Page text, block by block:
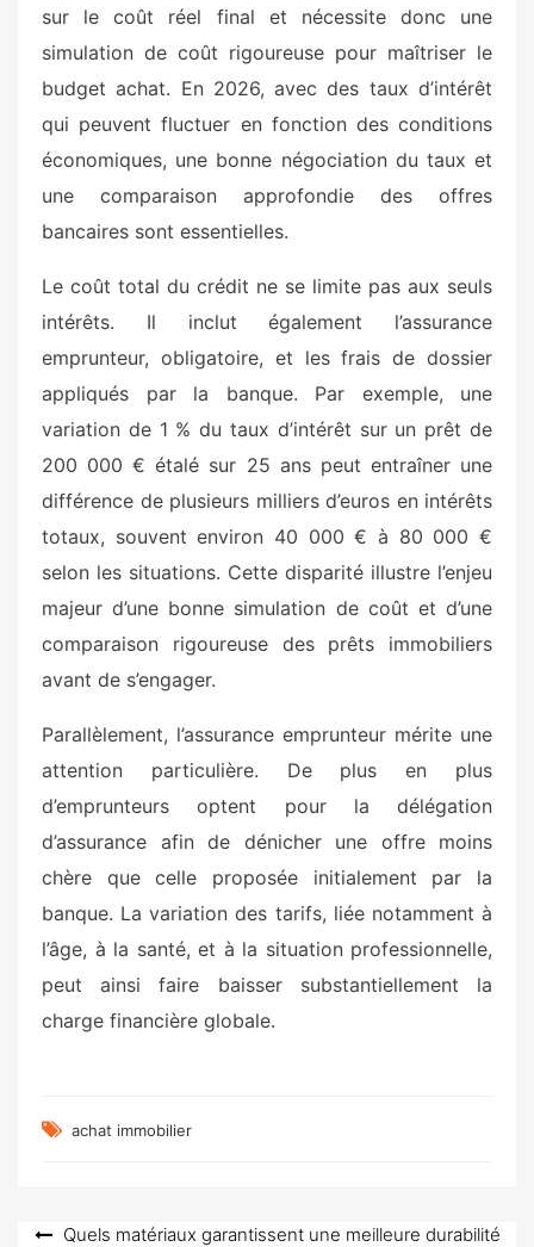
sur le coût réel final et nécessite donc une
simulation de coût rigoureuse pour maîtriser le
budget achat. En 2026, avec des taux d’intérêt
qui peuvent fluctuer en fonction des conditions
économiques, une bonne négociation du taux et
une comparaison approfondie des offres
bancaires sont essentielles.
Le coût total du crédit ne se limite pas aux seuls
intérêts. Il inclut également l’assurance
emprunteur, obligatoire, et les frais de dossier
appliqués par la banque. Par exemple, une
variation de 1 % du taux d’intérêt sur un prêt de
200 000 € étalé sur 25 ans peut entraîner une
différence de plusieurs milliers d’euros en intérêts
totaux, souvent environ 40 000 € à 80 000 €
selon les situations. Cette disparité illustre l’enjeu
majeur d’une bonne simulation de coût et d’une
comparaison rigoureuse des prêts immobiliers
avant de s’engager.
Parallèlement, l’assurance emprunteur mérite une
attention particulière. De plus en plus
d’emprunteurs optent pour la délégation
d’assurance afin de dénicher une offre moins
chère que celle proposée initialement par la
banque. La variation des tarifs, liée notamment à
l’âge, à la santé, et à la situation professionnelle,
peut ainsi faire baisser substantiellement la
charge financière globale.
achat immobilier
Navigation
Quels matériaux garantissent une meilleure durabilité